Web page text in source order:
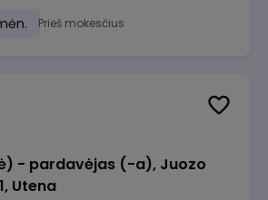
Prieš mokesčius
- pardavėjas (-a), Juozo
Utena